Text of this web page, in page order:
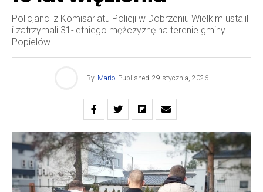
Policjanci z Komisariatu Policji w Dobrzeniu Wielkim ustalili
i zatrzymali 31-letniego mężczyznę na terenie gminy
Popielów.
By Mario Published 29 stycznia, 2026